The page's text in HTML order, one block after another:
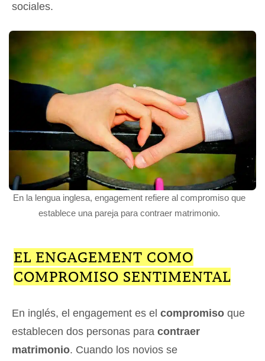
sociales.
En la lengua inglesa, engagement refiere al compromiso que
establece una pareja para contraer matrimonio.
EL ENGAGEMENT COMO
COMPROMISO SENTIMENTAL
En inglés, el engagement es el compromiso que
establecen dos personas para contraer
matrimonio. Cuando los novios se